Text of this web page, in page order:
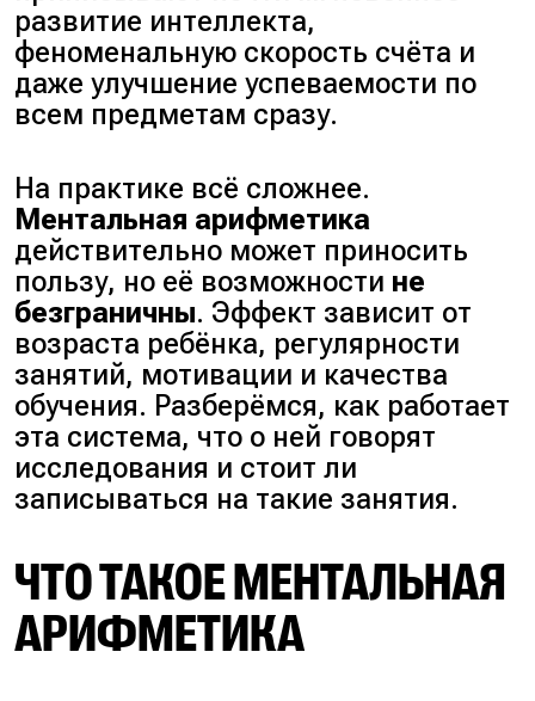
развитие интеллекта,
феноменальную скорость счёта и
даже улучшение успеваемости по
всем предметам сразу.
На практике всё сложнее.
Ментальная арифметика
действительно может приносить
пользу, но её возможности не
безграничны. Эффект зависит от
возраста ребёнка, регулярности
занятий, мотивации и качества
обучения. Разберёмся, как работает
эта система, что о ней говорят
исследования и стоит ли
записываться на такие занятия.
ЧТО ТАКОЕ МЕНТАЛЬНАЯ
АРИФМЕТИКА